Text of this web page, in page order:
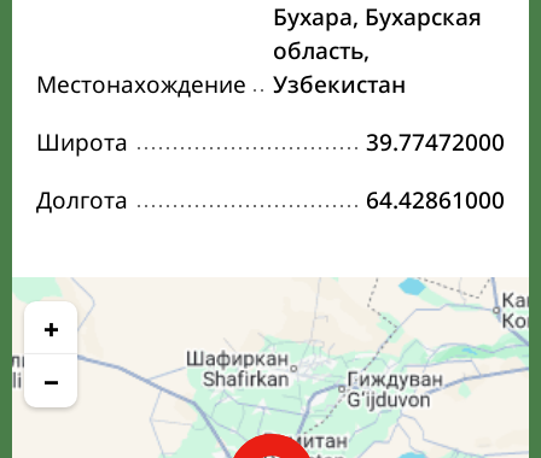
Местонахождение
Бухара, Бухарская
область,
Узбекистан
Широта
39.77472000
Долгота
64.42861000
+
−